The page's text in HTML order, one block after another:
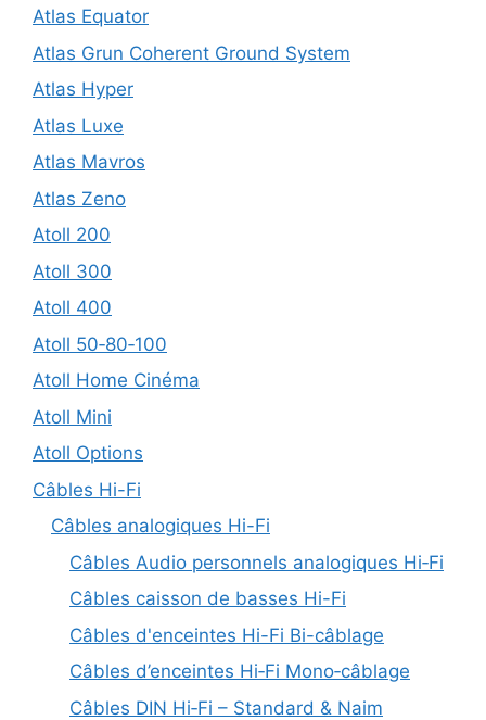
Atlas Equator
Atlas Grun Coherent Ground System
Atlas Hyper
Atlas Luxe
Atlas Mavros
Atlas Zeno
Atoll 200
Atoll 300
Atoll 400
Atoll 50‑80‑100
Atoll Home Cinéma
Atoll Mini
Atoll Options
Câbles Hi-Fi
Câbles analogiques Hi-Fi
Câbles Audio personnels analogiques Hi‑Fi
Câbles caisson de basses Hi-Fi
Câbles d'enceintes Hi-Fi Bi-câblage
Câbles d’enceintes Hi‑Fi Mono‑câblage
Câbles DIN Hi‑Fi – Standard & Naim